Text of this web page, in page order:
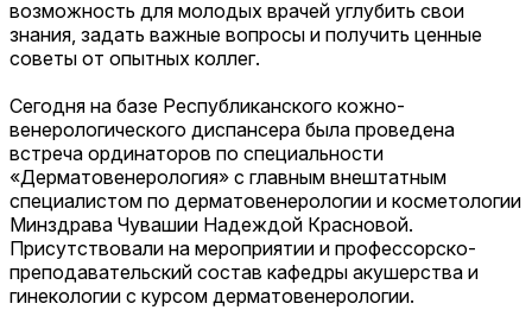
возможность для молодых врачей углубить свои
знания, задать важные вопросы и получить ценные
советы от опытных коллег.
Сегодня на базе Республиканского кожно-
венерологического диспансера была проведена
встреча ординаторов по специальности
«Дерматовенерология» с главным внештатным
специалистом по дерматовенерологии и косметологии
Минздрава Чувашии Надеждой Красновой.
Присутствовали на мероприятии и профессорско-
преподавательский состав кафедры акушерства и
гинекологии с курсом дерматовенерологии.